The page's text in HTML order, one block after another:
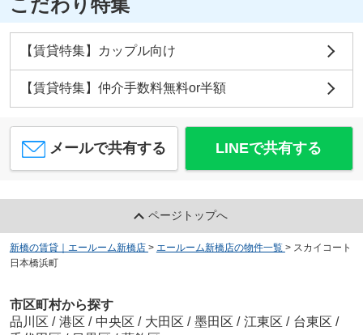
こだわり特集
【賃貸特集】カップル向け
【賃貸特集】仲介手数料無料or半額
メールで共有する LINEで共有する
ページトップへ
新橋の賃貸｜エールーム新橋店 > エールーム新橋店の物件一覧 > スカイコート
日本橋浜町
市区町村から探す
品川区 / 港区 / 中央区 / 大田区 / 墨田区 / 江東区 / 台東区 /